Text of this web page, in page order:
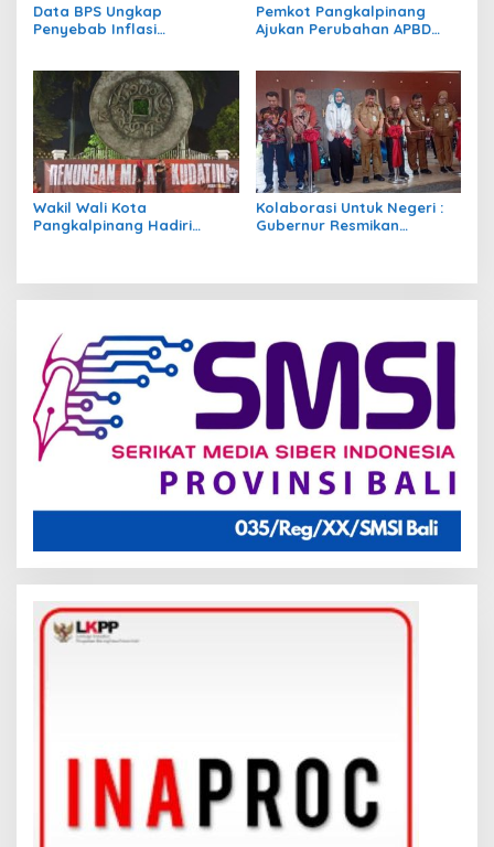
Data BPS Ungkap
Penyebab Inflasi
dan Pangan
Pemkot Pangkalpinang
Ajukan Perubahan APBD
Rp69,33 Miliar
Wakil Wali Kota
Pangkalpinang Hadiri
Kolaborasi Untuk Negeri :
Gubernur Resmikan